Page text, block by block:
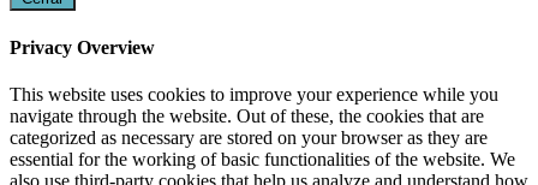
Privacy Overview
This website uses cookies to improve your experience while you
navigate through the website. Out of these, the cookies that are
categorized as necessary are stored on your browser as they are
essential for the working of basic functionalities of the website. We
also use third-party cookies that help us analyze and understand how